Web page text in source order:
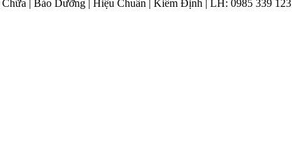
| Bảo Dưỡng | Hiệu Chuẩn | Kiểm Định | LH: 0985 339 123